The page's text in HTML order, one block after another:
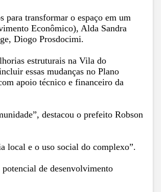
para transformar o espaço em um
Econômico), Alda Sandra
Diogo Prosdocimi.
estruturais na Vila do
essas mudanças no Plano
apoio técnico e financeiro da
destacou o prefeito Robson
local e o uso social do complexo”.
de desenvolvimento